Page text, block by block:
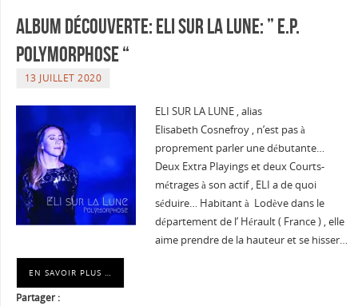
Album découverte: ELI SUR LA LUNE: ” E.P.
POLYMORPHOSE “
13 JUILLET 2020
ELI SUR LA LUNE , alias
Elisabeth Cosnefroy , n’est pas à
proprement parler une débutante…
Deux Extra Playings et deux Courts-
métrages à son actif , ELI a de quoi
séduire… Habitant à Lodève dans le
département de l’ Hérault ( France ) , elle
aime prendre de la hauteur et se hisser…
EN SAVOIR PLUS …
Partager :